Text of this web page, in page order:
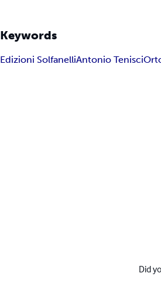
Keywords
Edizioni SolfanelliAntonio Tenisci
Did